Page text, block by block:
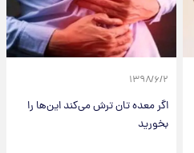
۱۳۹۸/۶/۲
اگر معده تان ترش می‌کند این‌ها را
بخورید